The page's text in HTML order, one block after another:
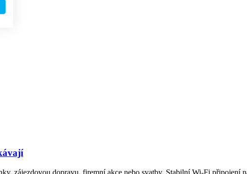
zájezdovou dopravu, firemní akce nebo svatby. Stabilní Wi-Fi připojení